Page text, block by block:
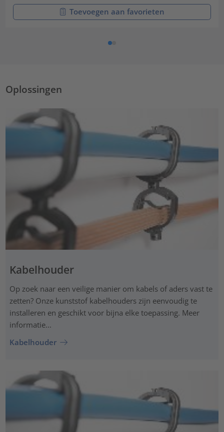
Toevoegen aan favorieten
Oplossingen
Kabelhouder
Op zoek naar een veilige manier om kabels of aders vast te
zetten? Onze kunststof kabelhouders zijn eenvoudig te
installeren en geschikt voor bijna elke toepassing. Meer
informatie...
Kabelhouder